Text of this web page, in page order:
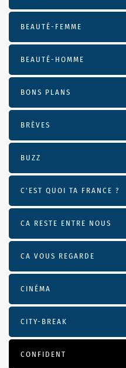
BEAUTÉ-FEMME
BEAUTÉ-HOMME
BONS PLANS
BRÈVES
BUZZ
C'EST QUOI TA FRANCE ?
CA RESTE ENTRE NOUS
CA VOUS REGARDE
CINÉMA
CITY-BREAK
CONFIDENT